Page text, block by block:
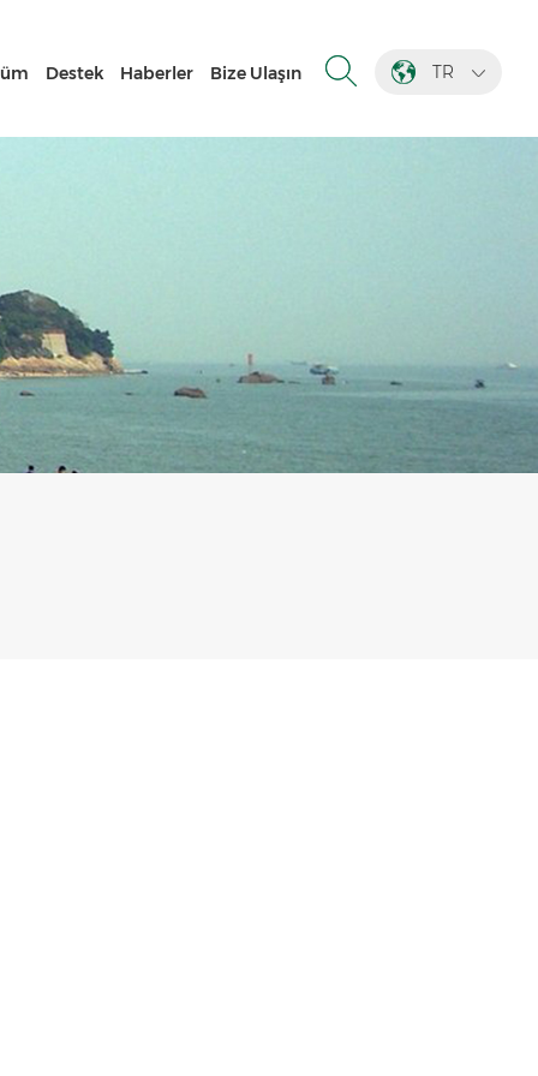
TR
Destek Haberler Bize Ulaşın